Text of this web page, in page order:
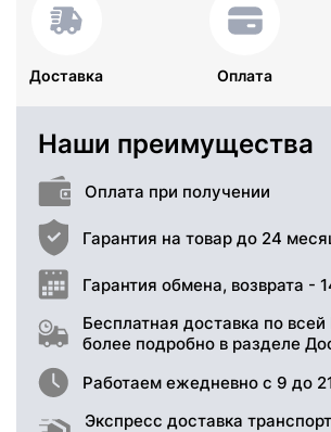
Доставка Оплата
Наши преимущества
Оплата при получении
Гарантия на товар до 24
Гарантия обмена, возврата -
Бесплатная доставка по
более подробно в разделе
Работаем ежедневно с 9 до
Экспресс доставка